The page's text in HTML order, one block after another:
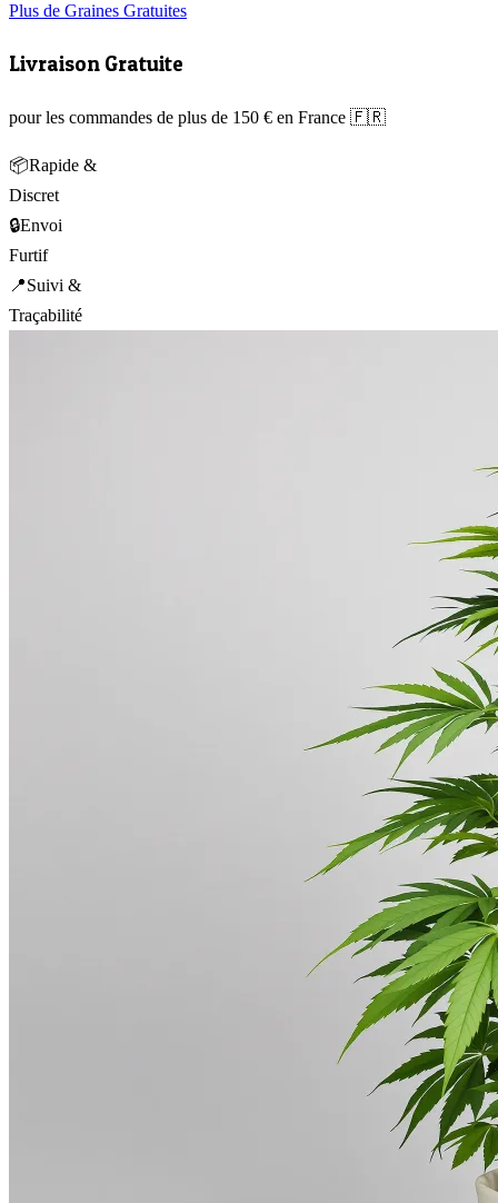
Plus de Graines Gratuites
Livraison Gratuite
pour les commandes de plus de 150 € en France 🇫🇷
📦Rapide &
Discret
🔒Envoi
Furtif
📍Suivi &
Traçabilité